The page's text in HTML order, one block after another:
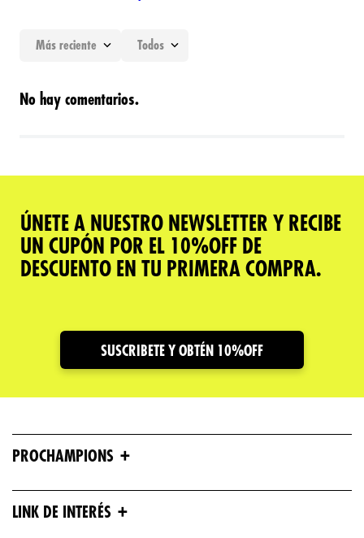
Más reciente Todos
No hay comentarios.
ÚNETE A NUESTRO NEWSLETTER Y RECIBE
UN CUPÓN POR EL 10%OFF DE
DESCUENTO EN TU PRIMERA COMPRA.
SUSCRIBETE Y OBTÉN 10%OFF
PROCHAMPIONS +
LINK DE INTERÉS +